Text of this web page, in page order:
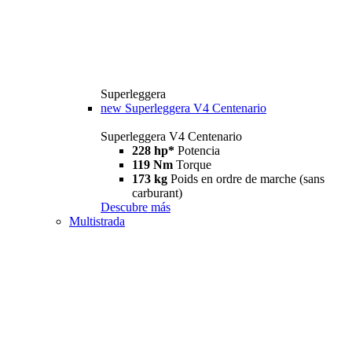
Superleggera
new Superleggera V4 Centenario
Superleggera V4 Centenario
228 hp* Potencia
119 Nm Torque
173 kg Poids en ordre de marche (sans
carburant)
Descubre más
Multistrada